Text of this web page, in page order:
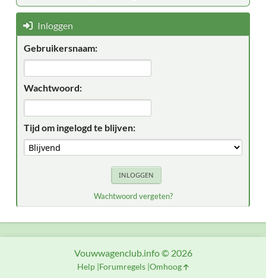
Inloggen
Gebruikersnaam:
Wachtwoord:
Tijd om ingelogd te blijven:
Wachtwoord vergeten?
Vouwwagenclub.info © 2026
Help Forumregels Omhoog